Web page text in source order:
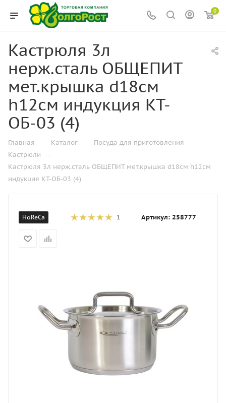
0
Кастрюля 3л
нерж.сталь ОБЩЕПИТ
мет.крышка d18см
h12см индукция КТ-
ОБ-03 (4)
Главная — Каталог — Посуда для приготовления —
Кастрюли —
Кастрюля 3л нерж.сталь ОБЩЕПИТ мет.крышка d18см h12см
индукция КТ-ОБ-03 (4)
HoReCa 1 Артикул: 258777